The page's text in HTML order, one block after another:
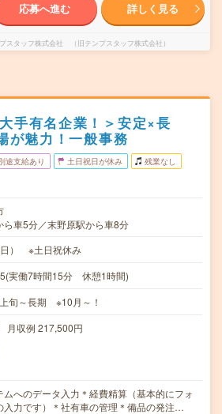
応募へ進む 詳しく見る
スタッフ株式会社 （旧テンプスタッフ株式会社）
手有名企業！＞安定×長
が魅力！一般事務
途支給あり 土日祝日が休み 残業なし
ら車5分／末野原駅から車8分
日） ※土日祝休み
実働7時間15分 休憩1時間)
旬～長期 ※10月～！
収例 217,500円
ムへのデータ入力＊経費精算（基本的にフォ
入力です）＊社有車の管理＊備品の発注…